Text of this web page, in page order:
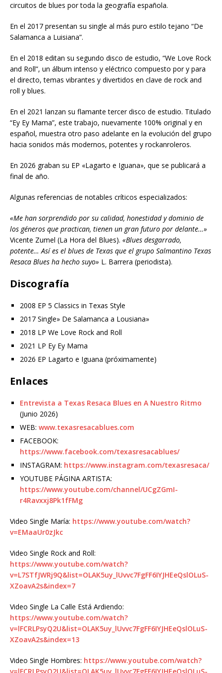
circuitos de blues por toda la geografía española.
En el 2017 presentan su single al más puro estilo tejano “De
Salamanca a Luisiana”.
En el 2018 editan su segundo disco de estudio, “We Love Rock
and Roll”, un álbum intenso y eléctrico compuesto por y para
el directo, temas vibrantes y divertidos en clave de rock and
roll y blues.
En el 2021 lanzan su flamante tercer disco de estudio. Titulado
“Ey Ey Mama”, este trabajo, nuevamente 100% original y en
español, muestra otro paso adelante en la evolución del grupo
hacia sonidos más modernos, potentes y rockanroleros.
En 2026 graban su EP «Lagarto e Iguana», que se publicará a
final de año.
Algunas referencias de notables críticos especializados:
«Me han sorprendido por su calidad, honestidad y dominio de
los géneros que practican, tienen un gran futuro por delante…»
Vicente Zumel (La Hora del Blues). «Blues desgarrado,
potente… Así es el blues de Texas que el grupo Salmantino Texas
Resaca Blues ha hecho suyo» L. Barrera (periodista).
Discografía
2008 EP 5 Classics in Texas Style
2017 Single» De Salamanca a Lousiana»
2018 LP We Love Rock and Roll
2021 LP Ey Ey Mama
2026 EP Lagarto e Iguana (próximamente)
Enlaces
Entrevista a Texas Resaca Blues en A Nuestro Ritmo
(Junio 2026)
WEB: www.texasresacablues.com
FACEBOOK:
https://www.facebook.com/texasresacablues/
INSTAGRAM: https://www.instagram.com/texasresaca/
YOUTUBE PÁGINA ARTISTA:
https://www.youtube.com/channel/UCgZGmI-
r4Ravxxj8Pk1fFMg
Video Single María: https://www.youtube.com/watch?
v=EMaaUr0zJkc
Video Single Rock and Roll:
https://www.youtube.com/watch?
v=L7STfJWRj9Q&list=OLAK5uy_lUvvc7FgFF6IYJHEeQslOLuS-
XZoavA2s&index=7
Video Single La Calle Está Ardiendo:
https://www.youtube.com/watch?
v=lFCRLPsyQ2U&list=OLAK5uy_lUvvc7FgFF6IYJHEeQslOLuS-
XZoavA2s&index=13
Video Single Hombres: https://www.youtube.com/watch?